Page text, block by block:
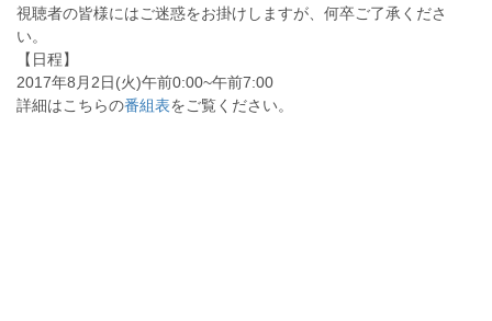
視聴者の皆様にはご迷惑をお掛けしますが、何卒ご了承くださ
い。
【日程】
2017年8月2日(火)午前0:00~午前7:00
詳細はこちらの番組表をご覧ください。